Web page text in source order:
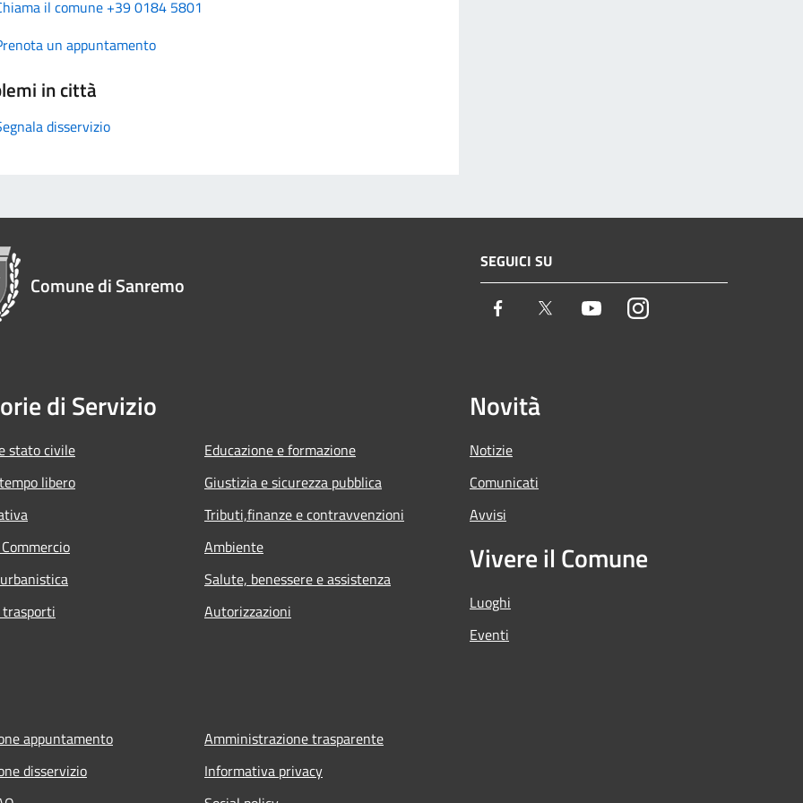
il comune +39 0184 5801
un appuntamento
in città
disservizio
Comune di Sanremo
SEGUICI SU
Facebook Twitter YoutubeInstagram
di Servizio
stato civile
libero
Educazione e formazione
Giustizia e sicurezza pubblica
Tributi,finanze e contravvenzioni
Ambiente
Salute, benessere e assistenza
Autorizzazioni
Novità
Notizie
Comunicati
Avvisi
Vivere il Comune
Luoghi
Eventi
appuntamento
disservizio
Amministrazione trasparente
Informativa privacy